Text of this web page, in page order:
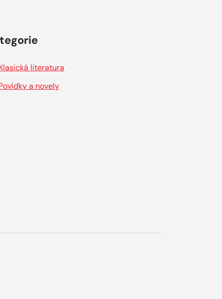
literatura
a novely